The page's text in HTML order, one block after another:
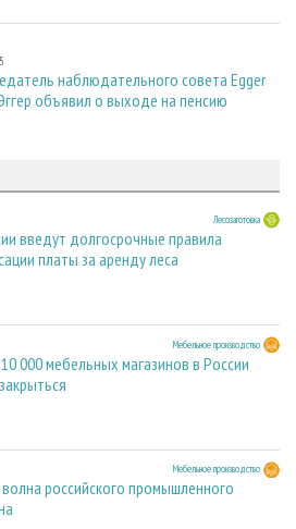
наблюдательного совета Egger
объявил о выходе на пенсию
Лесозаготовка
введут долгосрочные правила
платы за аренду леса
Мебельное производство
000 мебельных магазинов в России
Мебельное производство
российского промышленного